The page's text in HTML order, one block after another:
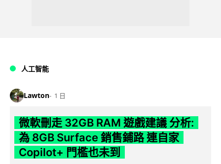
人工智能
Lawton 1 日
微軟刪走 32GB RAM 遊戲建議 分析:
為 8GB Surface 銷售鋪路 連自家
Copilot+ 門檻也未到